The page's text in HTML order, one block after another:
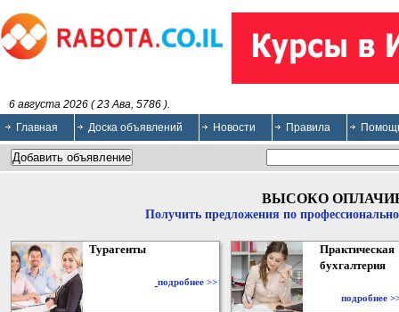
6 августа 2026 ( 23 Ава, 5786 ).
Главная
Доска объявлений Новости Правила
ВЫСОКО
Получить предложения по
Турагенты
подробнее >>
Практическая
бухгалтерия
подробнее